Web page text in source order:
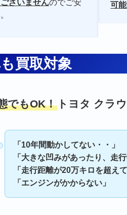
ざいませんのでご安
可
買取対象
でもOK！ トヨタ クラ
「10年間動かしてない・・」
「大きな凹みがあったり、走
「走行距離が20万キロを超えて
「エンジンがかからない」